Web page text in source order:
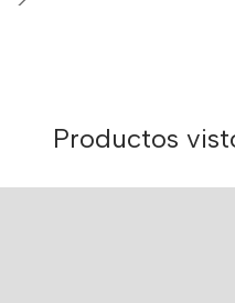
Productos